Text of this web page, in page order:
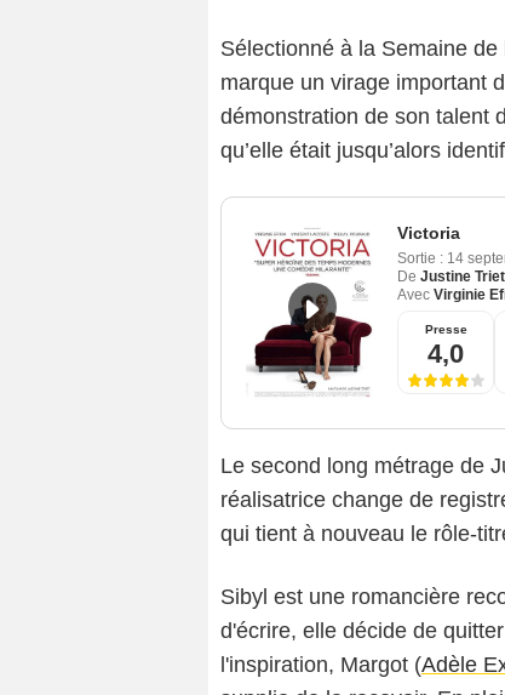
Sélectionné à la Semaine
marque un virage important
démonstration de son talent
qu’elle était jusqu’alors
Victoria
Sortie : 14
De Justine Triet
Avec Virginie
Presse
4,0
Le second long métrage de
réalisatrice change de
qui tient à nouveau le rôle-
Sibyl est une romancière
d'écrire, elle décide de
l'inspiration, Margot (Adèle